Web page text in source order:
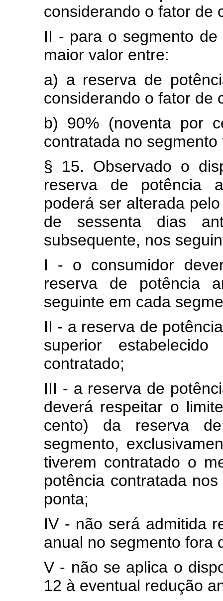
considerando o fator de
II - para o segmento
maior valor entre:
a) a reserva de
considerando o fator de
b) 90% (noventa por
contratada no
§ 15. Observado o
reserva de potência
poderá ser alterada
de sessenta dias
subsequente, nos
I - o consumidor
reserva de potência
seguinte em cada
II - a reserva de
superior
contratado;
III - a reserva de
deverá respeitar o
cento) da reserva
segmento,
tiverem contratado o
potência contratada
ponta;
IV - não será admitida
anual no segmento fora
V - não se aplica o
12 à eventual redução